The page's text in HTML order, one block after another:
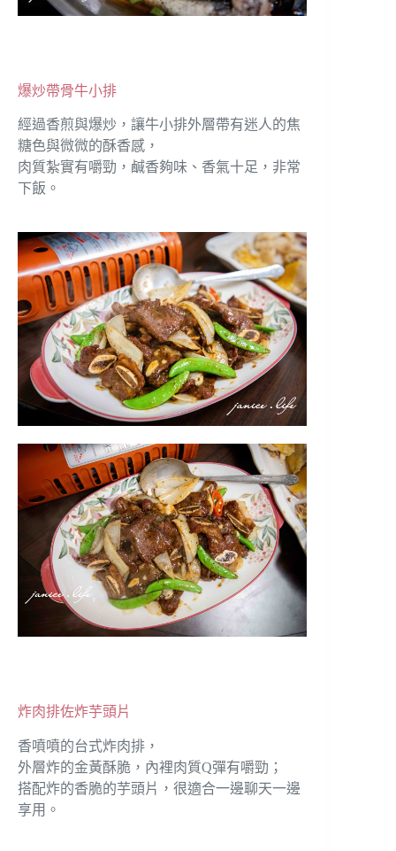
爆炒帶骨牛小排
經過香煎與爆炒，讓牛小排外層帶有迷人的焦
糖色與微微的酥香感，
肉質紮實有嚼勁，鹹香夠味、香氣十足，非常
下飯。
炸肉排佐炸芋頭片
香噴噴的台式炸肉排，
外層炸的金黃酥脆，內裡肉質Q彈有嚼勁；
搭配炸的香脆的芋頭片，很適合一邊聊天一邊
享用。